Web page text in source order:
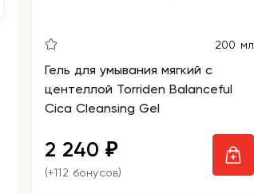
200 мл
Гель для умывания мягкий с
центеллой Torriden Balanceful
Cica Cleansing Gel
2 240 ₽
(+112 бонусов)